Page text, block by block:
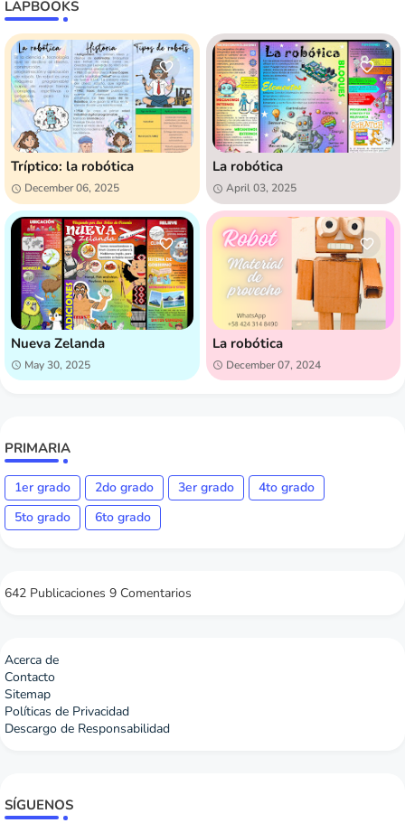
LAPBOOKS
Tríptico: la robótica
December 06, 2025
La robótica
April 03, 2025
Nueva Zelanda
May 30, 2025
La robótica
December 07, 2024
PRIMARIA
1er grado 2do grado 3er grado
4to grado
5to grado
6to grado
642 Publicaciones 9 Comentarios
Acerca de
Contacto
Sitemap
Políticas de Privacidad
Descargo de Responsabilidad
SÍGUENOS